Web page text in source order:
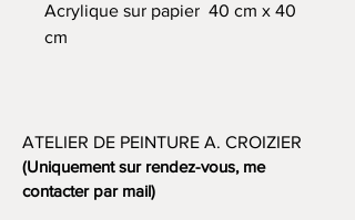
Acrylique sur papier 40 cm x 40
cm
ATELIER DE PEINTURE A. CROIZIER
(Uniquement sur rendez-vous, me
contacter par mail)